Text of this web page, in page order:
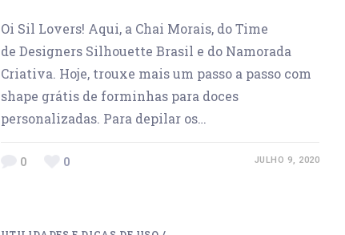
Oi Sil Lovers! Aqui, a Chai Morais, do Time
de Designers Silhouette Brasil e do Namorada
Criativa. Hoje, trouxe mais um passo a passo com
shape grátis de forminhas para doces
personalizadas. Para depilar os…
0 0 JULHO 9, 2020